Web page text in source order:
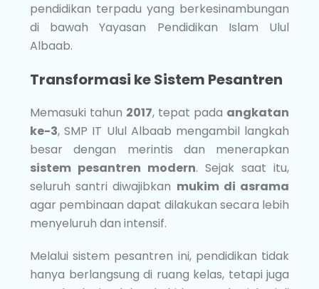
pendidikan terpadu yang berkesinambungan
di bawah Yayasan Pendidikan Islam Ulul
Albaab.
Transformasi ke Sistem Pesantren
Memasuki tahun 2017, tepat pada angkatan
ke-3, SMP IT Ulul Albaab mengambil langkah
besar dengan merintis dan menerapkan
sistem pesantren modern. Sejak saat itu,
seluruh santri diwajibkan mukim di asrama
agar pembinaan dapat dilakukan secara lebih
menyeluruh dan intensif.
Melalui sistem pesantren ini, pendidikan tidak
hanya berlangsung di ruang kelas, tetapi juga